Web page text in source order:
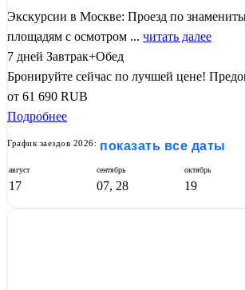
Экскурсии в Москве: Проезд по
площадям с осмотром ... читать далее
7 дней Завтрак+Обед
Бронируйте сейчас по лучшей цене!
от 61 690 RUB
Подробнее
График заездов 2026: показать все даты
август
17
сентябрь
07, 28
октябрь
19